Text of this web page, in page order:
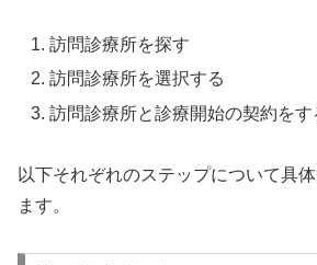
訪問診療所を探す
訪問診療所を選択する
訪問診療所と診療開始の契約をす
以下それぞれのステップについて具
ます。